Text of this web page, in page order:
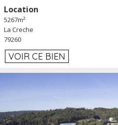
Location
5267m²
La Creche
79260
VOIR CE BIEN